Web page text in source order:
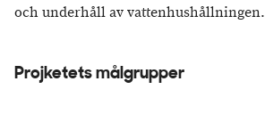
och underhåll av vattenhushållningen.
Projketets målgrupper